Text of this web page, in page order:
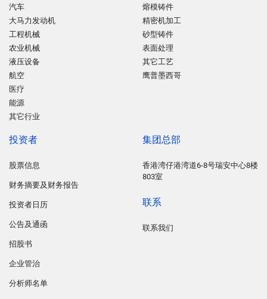
汽车
大马力发动机
工程机械
农业机械
液压设备
航空
医疗
能源
其它行业
熔模铸件
精密机加工
砂型铸件
表面处理
其它工艺
鹰普墨西哥
投资者
股票信息
财务摘要及财务报告
投资者日历
公告及通函
招股书
企业管治
分析师名单
集团总部
香港湾仔港湾道6-8号瑞安中心8楼
803室
联系
联系我们